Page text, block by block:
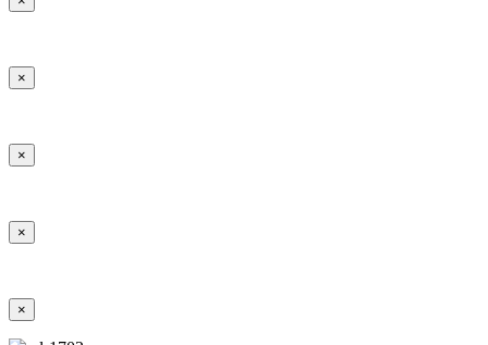
×
×
×
×